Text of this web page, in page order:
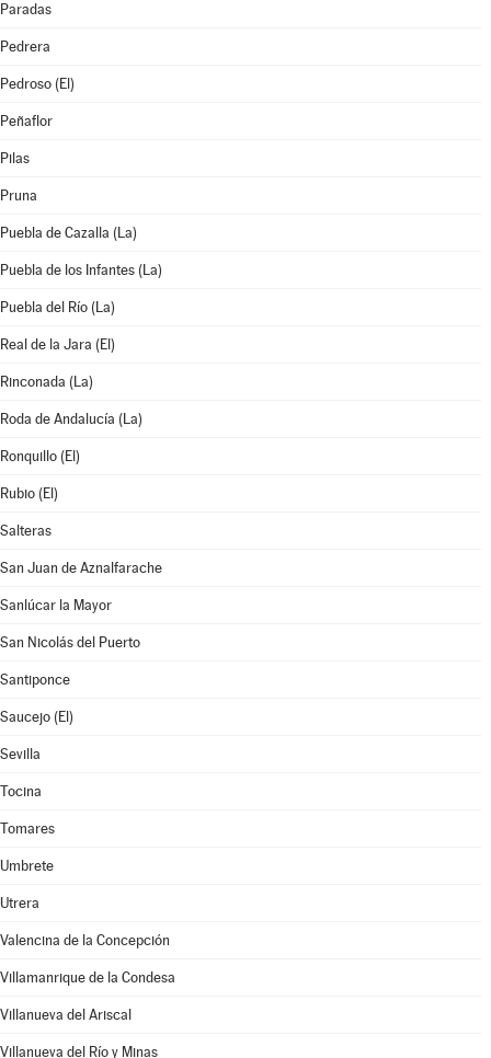
Paradas
Pedrera
Pedroso (El)
Peñaflor
Pilas
Pruna
Puebla de Cazalla (La)
Puebla de los Infantes (La)
Puebla del Río (La)
Real de la Jara (El)
Rinconada (La)
Roda de Andalucía (La)
Ronquillo (El)
Rubio (El)
Salteras
San Juan de Aznalfarache
Sanlúcar la Mayor
San Nicolás del Puerto
Santiponce
Saucejo (El)
Sevilla
Tocina
Tomares
Umbrete
Utrera
Valencina de la Concepción
Villamanrique de la Condesa
Villanueva del Ariscal
Villanueva del Río y Minas